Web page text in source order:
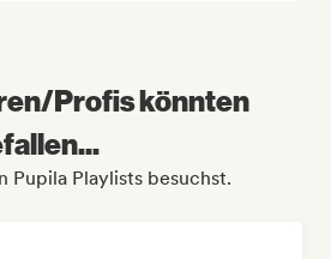
Profis könnten
Pupila Playlists besuchst.